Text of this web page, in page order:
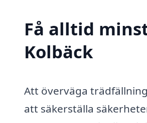
Få alltid
Kolbäck
Att överväga
att säkerställa